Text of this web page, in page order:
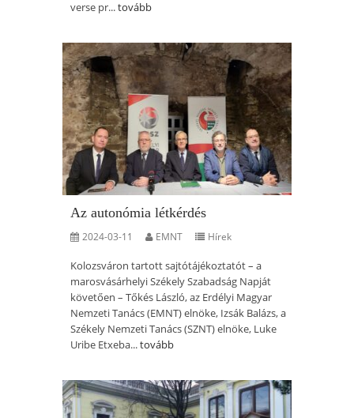
verse pr...tovább
Az autonómia létkérdés
2024-03-11 EMNT Hírek
Kolozsváron tartott sajtótájékoztatót – a
marosvásárhelyi Székely Szabadság Napját
követően – Tőkés László, az Erdélyi Magyar
Nemzeti Tanács (EMNT) elnöke, Izsák Balázs, a
Székely Nemzeti Tanács (SZNT) elnöke, Luke
Uribe Etxeba...tovább